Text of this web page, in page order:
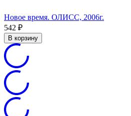
Новое время. ОЛИСС, 2006г.
542 ₽
В корзину